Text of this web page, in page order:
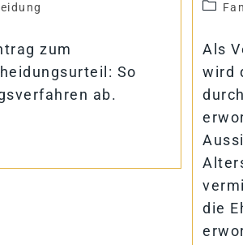
zum
So
ab.
Als
wird
die